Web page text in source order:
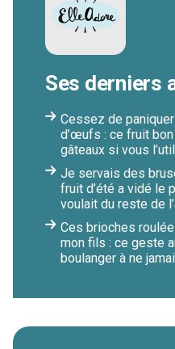
Ses derniers
Cessez de paniquer
d’œufs : ce fruit
gâteaux si vous
Je servais des
fruit d’été a vidé le
voulait du reste de
Ces brioches
mon fils : ce geste
boulanger à ne